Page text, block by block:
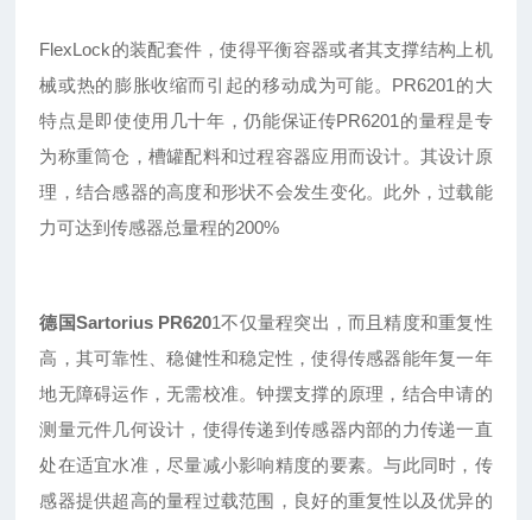
FlexLock的装配套件，使得平衡容器或者其支撑结构上机
械或热的膨胀收缩而引起的移动成为可能。PR6201的大
特点是即使使用几十年，仍能保证传PR6201的量程是专
为称重筒仓，槽罐配料和过程容器应用而设计。其设计原
理，结合感器的高度和形状不会发生变化。此外，过载能
力可达到传感器总量程的200%
德国SartoriusPR6201不仅量程突出 ， 而且精度和重复性
高 ， 其可靠性 、稳健性和稳定性，使得传感器能年复一年
地无障碍运作，无需校准。钟摆支撑的原理，结合申请的
测量元件几何设计，使得传递到传感器内部的力传递一直
处在适宜水准，尽量减小影响精度的要素。与此同时，传
感器提供超高的量程过载范围，良好的重复性以及优异的